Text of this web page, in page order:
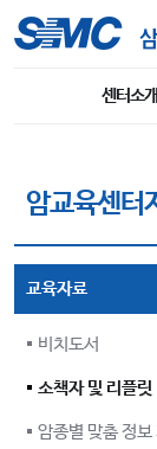
센터소개
암교육센터
교육자료
비치도서
소책자 및 리플릿
암종별 맞춤 정보